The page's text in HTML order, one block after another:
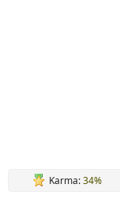
Karma:34%